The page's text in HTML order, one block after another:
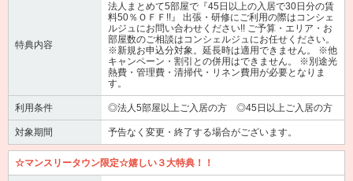
特典内容
法人まとめて5部屋で『45日以上の入居で30日分の賃
料50％ＯＦＦ!!』 出張・研修にご利用の際はコンシェ
ルジュにお問い合わせください!! ご予算・エリア・お
部屋数のご相談はコンシェルジュにお任せください。
※新規お申込分対象。延長時は適用できません。 ※他
キャンペーン・割引との併用はできません。 ※別途光
熱費・管理費・清掃代・リネン費用が必要となりま
す。
利用条件 ◎法人5部屋以上ご入居の方 ◎45日以上ご入居の方
対象期間 予告なく変更・終了する場合がございます。
☆マンスリータウン限定☆嬉しい３大特典！！